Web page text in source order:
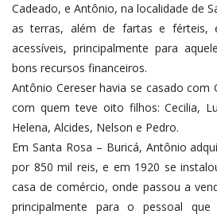
Cadeado, e Antônio, na localidade de
as terras, além de fartas e férteis,
acessíveis, principalmente para
bons recursos financeiros.
Antônio Cereser havia se casado com
com quem teve oito filhos: Cecilia,
Helena, Alcides, Nelson e Pedro.
Em Santa Rosa – Buricá, Antônio
por 850 mil reis, e em 1920 se
casa de comércio, onde passou a
principalmente para o pessoal